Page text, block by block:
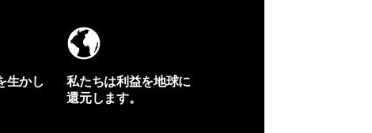
生かし
私たちは利益を地球に
還元します。